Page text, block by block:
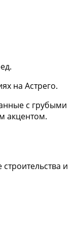
на Астрего.
с грубыми
акцентом.
и